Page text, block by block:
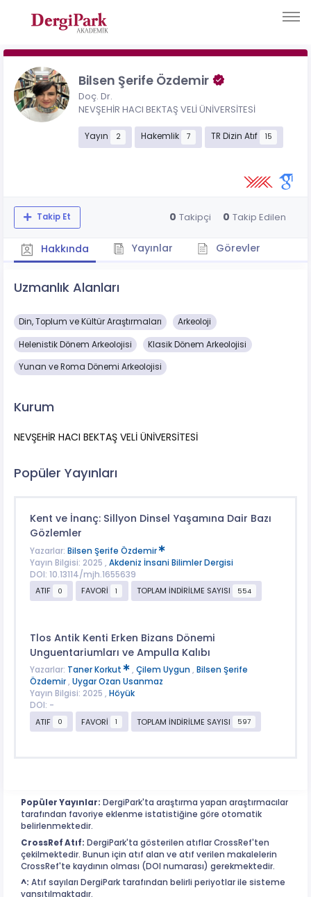
Bilsen Şerife Özdemir
Doç. Dr.
NEVŞEHİR HACI BEKTAŞ VELİ ÜNİVERSİTESİ
Yayın 2 Hakemlik 7 TR Dizin Atıf 15
Takip Et 0 Takipçi 0 Takip Edilen
Hakkında Yayınlar Görevler
Uzmanlık Alanları
Din, Toplum ve Kültür Araştırmaları Arkeoloji
Helenistik Dönem Arkeolojisi Klasik Dönem Arkeolojisi
Yunan ve Roma Dönemi Arkeolojisi
Kurum
NEVŞEHİR HACI BEKTAŞ VELİ ÜNİVERSİTESİ
Popüler Yayınları
Kent ve İnanç: Sillyon Dinsel Yaşamına Dair Bazı
Gözlemler
Yazarlar: Bilsen Şerife Özdemir
Yayın Bilgisi: 2025 , Akdeniz İnsani Bilimler Dergisi
DOI: 10.13114/mjh.1655639
ATIF
0 FAVORİ 1 TOPLAM İNDİRİLME SAYISI 554
Tlos Antik Kenti Erken Bizans Dönemi
Unguentariumları ve Ampulla Kalıbı
Yazarlar: Taner Korkut , Çilem Uygun , Bilsen Şerife
Özdemir, Uygar Ozan Usanmaz
Yayın Bilgisi: 2025 , Höyük
DOI: -
ATIF
0 FAVORİ 1 TOPLAM İNDİRİLME SAYISI 597
Popüler Yayınlar: DergiPark'ta araştırma yapan araştırmacılar
tarafından favoriye eklenme istatistiğine göre otomatik
belirlenmektedir.
CrossRef Atıf: DergiPark'ta gösterilen atıflar CrossRef'ten
çekilmektedir. Bunun için atıf alan ve atıf verilen makalelerin
CrossRef'te kaydının olması (DOI numarası) gerekmektedir.
^: Atıf sayıları DergiPark tarafından belirli periyotlar ile sisteme
yansıtılmaktadır.